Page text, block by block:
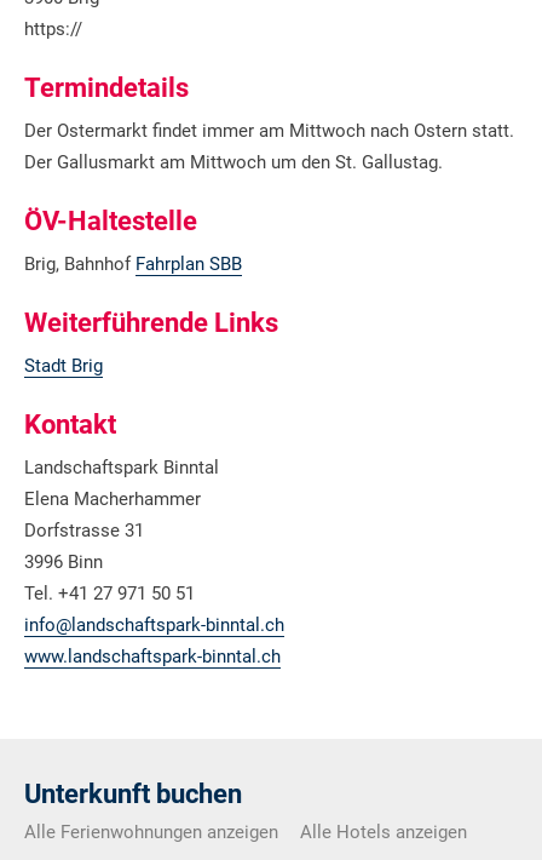
https://
Termindetails
Der Ostermarkt findet immer am Mittwoch nach Ostern statt.
Der Gallusmarkt am Mittwoch um den St. Gallustag.
ÖV-Haltestelle
Brig, Bahnhof Fahrplan SBB
Weiterführende Links
Stadt Brig
Kontakt
Landschaftspark Binntal
Elena Macherhammer
Dorfstrasse 31
3996 Binn
Tel. +41 27 971 50 51
info@landschaftspark-binntal.ch
www.landschaftspark-binntal.ch
Unterkunft buchen
Alle Ferienwohnungen anzeigen Alle Hotels anzeigen